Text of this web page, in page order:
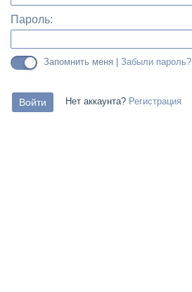
Пароль:
Запомнить меня | Забыли пароль?
Нет аккаунта? Регистрация